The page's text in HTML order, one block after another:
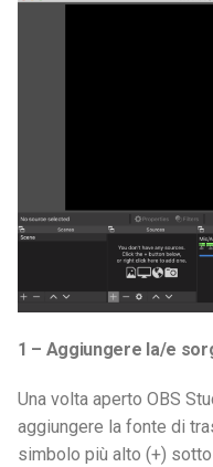
1 – Aggiungere la/e
Una volta aperto OBS
aggiungere la fonte di
simbolo più alto (+)